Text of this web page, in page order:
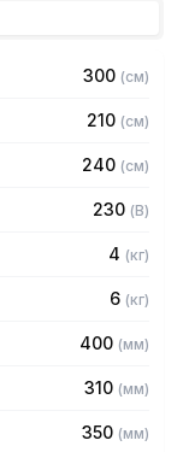
для
300 (см)
210 (см)
240 (см)
230 (В)
4 (кг)
6 (кг)
400 (мм)
310 (мм)
350 (мм)